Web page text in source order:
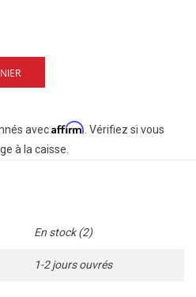
avecAffirm. Vérifiez si vous
à la caisse.
En stock(2)
1-2 jours ouvrés